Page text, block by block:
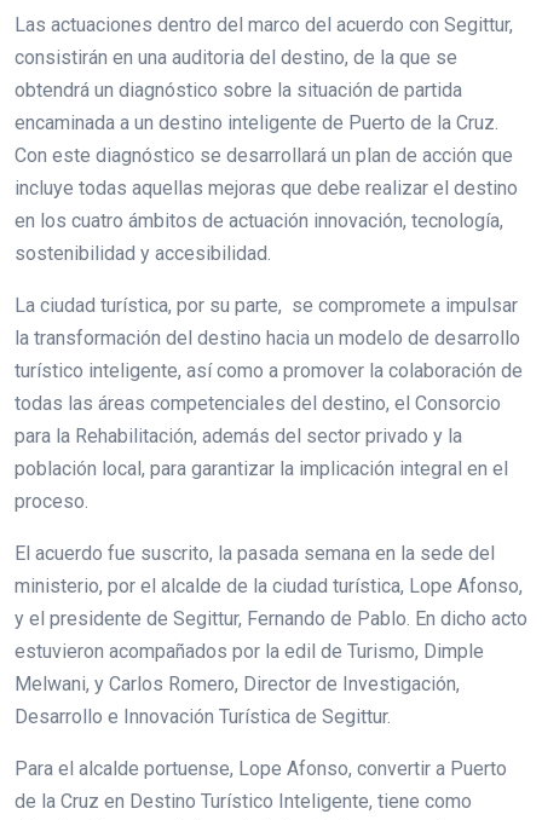
Las actuaciones dentro del marco del acuerdo con Segittur,
consistirán en una auditoria del destino, de la que se
obtendrá un diagnóstico sobre la situación de partida
encaminada a un destino inteligente de Puerto de la Cruz.
Con este diagnóstico se desarrollará un plan de acción que
incluye todas aquellas mejoras que debe realizar el destino
en los cuatro ámbitos de actuación innovación, tecnología,
sostenibilidad y accesibilidad.
La ciudad turística, por su parte, se compromete a impulsar
la transformación del destino hacia un modelo de desarrollo
turístico inteligente, así como a promover la colaboración de
todas las áreas competenciales del destino, el Consorcio
para la Rehabilitación, además del sector privado y la
población local, para garantizar la implicación integral en el
proceso.
El acuerdo fue suscrito, la pasada semana en la sede del
ministerio, por el alcalde de la ciudad turística, Lope Afonso,
y el presidente de Segittur, Fernando de Pablo. En dicho acto
estuvieron acompañados por la edil de Turismo, Dimple
Melwani, y Carlos Romero, Director de Investigación,
Desarrollo e Innovación Turística de Segittur.
Para el alcalde portuense, Lope Afonso, convertir a Puerto
de la Cruz en Destino Turístico Inteligente, tiene como